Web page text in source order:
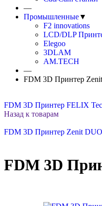
—
Промышленные▼
F2 innovations
LCD/DLP
Elegoo
3DLAM
AM.TECH
—
FDM 3D Принтер
FDM 3D Принтер FELIX
Назад к товарам
FDM 3D Принтер Zenit
FDM 3D